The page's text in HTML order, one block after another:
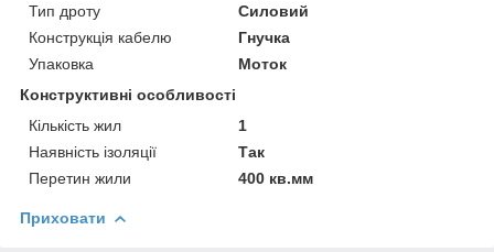
Тип дроту
Силовий
Конструкція кабелю
Гнучка
Упаковка
Моток
Конструктивні особливості
Кількість жил
1
Наявність ізоляції
Так
Перетин жили
400 кв.мм
Приховати